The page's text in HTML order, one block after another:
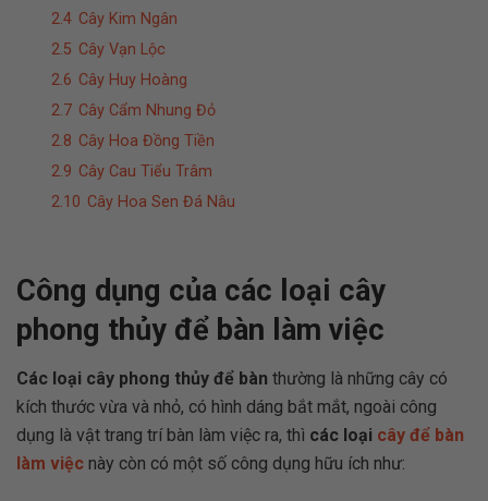
2.4 Cây Kim Ngân
2.5 Cây Vạn Lộc
2.6 Cây Huy Hoàng
2.7 Cây Cẩm Nhung Đỏ
2.8 Cây Hoa Đồng Tiền
2.9 Cây Cau Tiểu Trâm
2.10 Cây Hoa Sen Đá Nâu
Công dụng của các loại cây
phong thủy để bàn làm việc
Các loại cây phong thủy để bàn thường là những cây có
kích thước vừa và nhỏ, có hình dáng bắt mắt, ngoài công
dụng là vật trang trí bàn làm việc ra, thì các loại cây để bàn
làm việc này còn có một số công dụng hữu ích như: